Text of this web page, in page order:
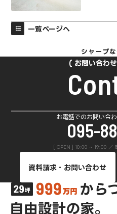
一覧ページへ
シャープ
お問い合わ
お電話でのお問い合
095-
[ OPEN ] 10:00 ~ 19:00 ／
資料請求・お問い合わせ